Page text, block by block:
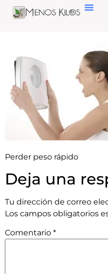
Perder peso rápido
Deja una
Tu dirección de correo
Los campos obligatorios
Comentario *